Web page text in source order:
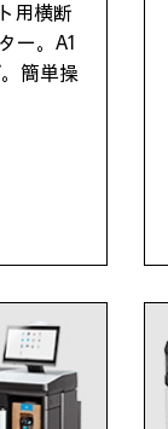
用横断
ー。A1
簡単操